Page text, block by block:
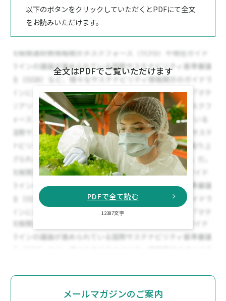
以下のボタンをクリックしていただくとPDFにて全文
をお読みいただけます。
全文はPDFでご覧いただけます
PDFで全て読む
12387文字
メールマガジンのご案内